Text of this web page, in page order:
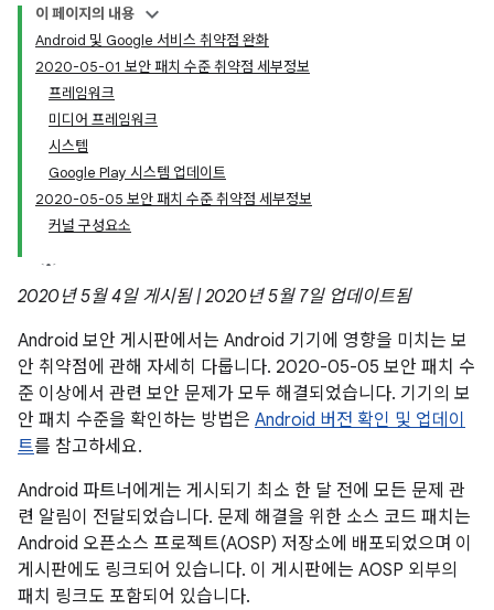
이 페이지의 내용
Android 및 Google 서비스 취약점 완화
2020-05-01 보안 패치 수준 취약점 세부정보
프레임워크
미디어 프레임워크
시스템
Google Play 시스템 업데이트
2020-05-05 보안 패치 수준 취약점 세부정보
커널 구성요소
2020년 5월 4일 게시됨 | 2020년 5월 7일 업데이트됨
Android 보안 게시판에서는 Android 기기에 영향을 미치는 보
안 취약점에 관해 자세히 다룹니다. 2020-05-05 보안 패치 수
준 이상에서 관련 보안 문제가 모두 해결되었습니다. 기기의 보
안 패치 수준을 확인하는 방법은 Android 버전 확인 및 업데이
트를 참고하세요.
Android 파트너에게는 게시되기 최소 한 달 전에 모든 문제 관
련 알림이 전달되었습니다. 문제 해결을 위한 소스 코드 패치는
Android 오픈소스 프로젝트(AOSP) 저장소에 배포되었으며 이
게시판에도 링크되어 있습니다. 이 게시판에는 AOSP 외부의
패치 링크도 포함되어 있습니다.